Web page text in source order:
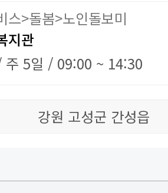
스>돌봄>노인돌보미
지관
주 5일 / 09:00 ~ 14:30
강원 고성군 간성읍